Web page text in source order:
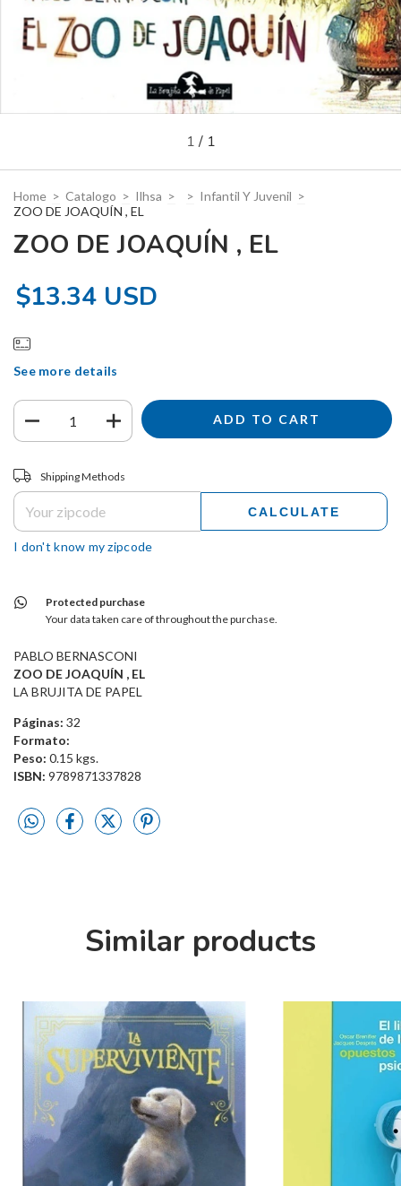
1 / 1
Home > Catalogo > Ilhsa > > Infantil Y Juvenil >
ZOO DE JOAQUÍN , EL
ZOO DE JOAQUÍN , EL
$13.34 USD
See more details
Shipping for zipcode:
Shipping Methods
CALCULATE
I don't know my zipcode
Protected purchase
Your data taken care of throughout the purchase.
PABLO BERNASCONI
ZOO DE JOAQUÍN , EL
LA BRUJITA DE PAPEL
Páginas: 32
Formato:
Peso: 0.15 kgs.
ISBN: 9789871337828
Similar products